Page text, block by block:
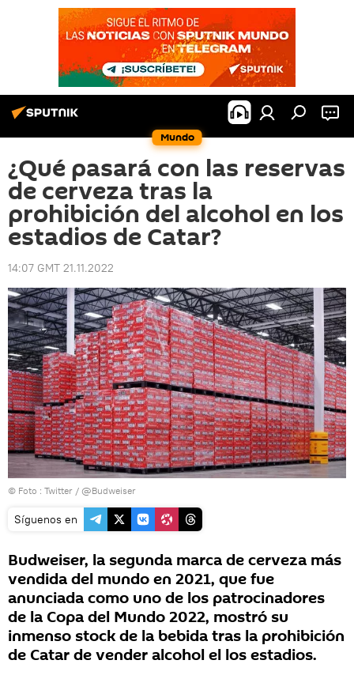
Mundo
¿Qué pasará con las reservas
de cerveza tras la
prohibición del alcohol en los
estadios de Catar?
14:07 GMT 21.11.2022
© Foto : Twitter / @Budweiser
Síguenos en
Budweiser, la segunda marca de cerveza más
vendida del mundo en 2021, que fue
anunciada como uno de los patrocinadores
de la Copa del Mundo 2022, mostró su
inmenso stock de la bebida tras la prohibición
de Catar de vender alcohol el los estadios.